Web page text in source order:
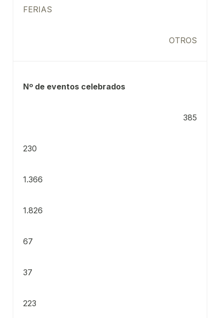
FERIAS
OTROS
Nº de eventos celebrados
385
230
1.366
1.826
67
37
223